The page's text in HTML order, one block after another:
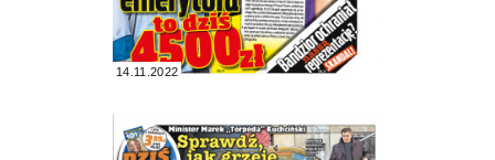
14.11.2022